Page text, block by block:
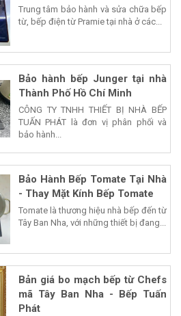
Trung tâm bảo hành và sửa chữa bếp
từ, bếp điện từ Pramie tại nhà ở các...
Bảo hành bếp Junger tại nhà
Thành Phố Hồ Chí Minh
CÔNG TY TNHH THIẾT BỊ NHÀ BẾP
TUẤN PHÁT là đơn vị phân phối và
bảo hành...
Bảo Hành Bếp Tomate Tại Nhà
- Thay Mặt Kính Bếp Tomate
Tomate là thương hiệu nhà bếp đến từ
Tây Ban Nha, với những thiết bị đang...
Bản giá bo mạch bếp từ Chefs
mã Tây Ban Nha - Bếp Tuấn
Phát